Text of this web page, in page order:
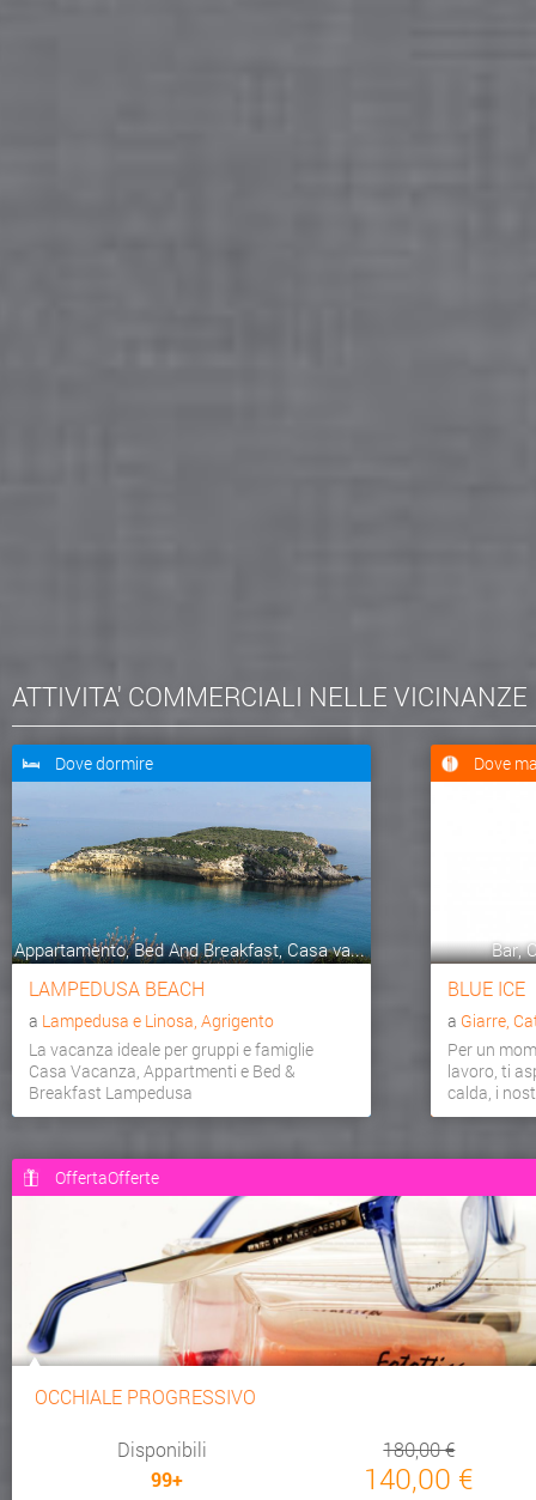
ATTIVITA' COMMERCIALI NELLE VICINANZE
Dove dormire
Appartamento, Bed And Breakfast, Casa va...
LAMPEDUSA BEACH
a Lampedusa e Linosa, Agrigento
La vacanza ideale per gruppi e famiglie
Casa Vacanza, Appartmenti e Bed &
Breakfast Lampedusa
Dove
Bar,
BLUE ICE
a Giarre,
Per un
lavoro, ti
calda, i
OffertaOfferte
OCCHIALE PROGRESSIVO
Disponibili
99+
180,00 €
140,00 €